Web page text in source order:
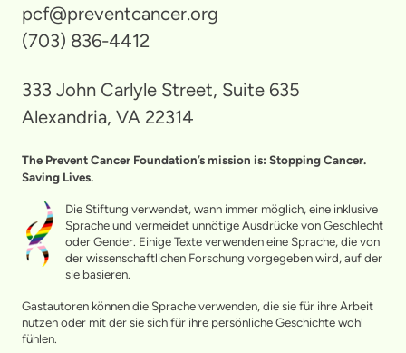
pcf@preventcancer.org
(703) 836-4412
333 John Carlyle Street, Suite 635
Alexandria, VA 22314
The Prevent Cancer Foundation’s mission is: Stopping Cancer.
Saving Lives.
Die Stiftung verwendet, wann immer möglich, eine inklusive
Sprache und vermeidet unnötige Ausdrücke von Geschlecht
oder Gender. Einige Texte verwenden eine Sprache, die von
der wissenschaftlichen Forschung vorgegeben wird, auf der
sie basieren.
Gastautoren können die Sprache verwenden, die sie für ihre Arbeit
nutzen oder mit der sie sich für ihre persönliche Geschichte wohl
fühlen.